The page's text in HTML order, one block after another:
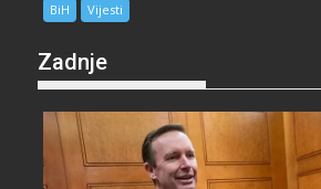
BiH Vijesti
Zadnje